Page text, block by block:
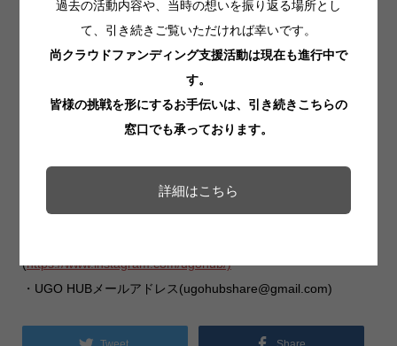
🍯事前申し込み
★当日飛び込みや途中からのご参加も大歓迎です！
・フルラボCafe インスタグラム
https://www.instagram.com/frulabo_cafe)
・フルラボ携帯電話(090-2609-9012／店主加藤)
(https://www.instagram.com/ugohub/)
・UGO HUBメールアドレス(ugohubshare@gmail.com)
過去の活動内容や、当時の想いを振り返る場所とし
て、引き続きご覧いただければ幸いです。
尚クラウドファンディング支援活動は現在も進行中で
す。
皆様の挑戦を形にするお手伝いは、引き続きこちらの
窓口でも承っております。
詳細はこちら